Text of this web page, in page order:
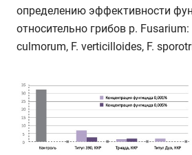
определению эффективности
относительно грибов р. Fusarium:
culmorum, F. verticilloides, F.